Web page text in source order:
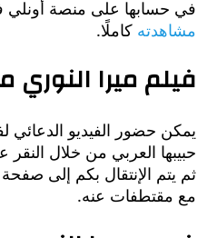
على منصة أونلي فانز
كاملًا.
ميرا النوري مع
الفيديو الدعائي لفيلم
العربي من خلال النقر على
الإنتقال بكم إلى صفحة جديدة
عنه.